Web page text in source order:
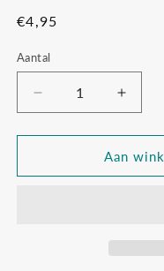
Normale
€4,95
Aantal
Aantal
verlagen
voor
short
Aantal
voor
short
Aan